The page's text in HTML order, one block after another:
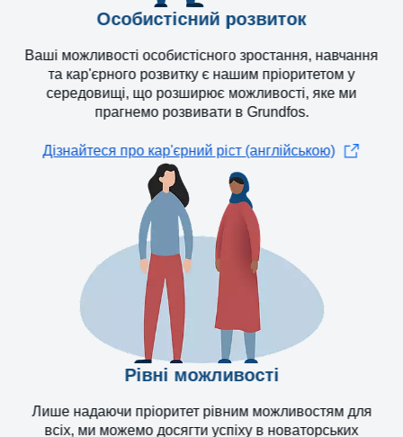
Особистісний розвиток
Ваші можливості особистісного зростання, навчання
та кар'єрного розвитку є нашим пріоритетом у
середовищі, що розширює можливості, яке ми
прагнемо розвивати в Grundfos.
Дізнайтеся про кар'єрний ріст (англійською)
Рівні можливості
Лише надаючи пріоритет рівним можливостям для
всіх, ми можемо досягти успіху в новаторських